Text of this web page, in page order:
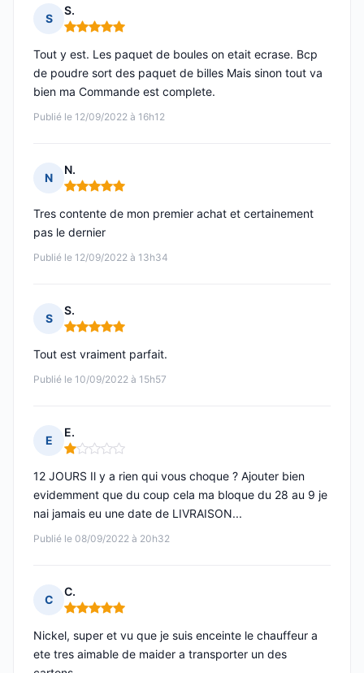
S
S.
Note : 5 sur 5
Publié le 12/09/2022 à 16h12
Tout y est. Les paquet de boules on etait ecrase. Bcp
de poudre sort des paquet de billes Mais sinon tout va
bien ma Commande est complete.
N
N.
Note : 5 sur 5
Publié le 12/09/2022 à 13h34
Tres contente de mon premier achat et certainement
pas le dernier
S
S.
Note : 5 sur 5
Publié le 10/09/2022 à 15h57
Tout est vraiment parfait.
E
E.
Note : 1 sur 5
Publié le 08/09/2022 à 20h32
12 JOURS Il y a rien qui vous choque ? Ajouter bien
evidemment que du coup cela ma bloque du 28 au 9 je
nai jamais eu une date de LIVRAISON...
C
C.
Note : 5 sur 5
Nickel, super et vu que je suis enceinte le chauffeur a
ete tres aimable de maider a transporter un des